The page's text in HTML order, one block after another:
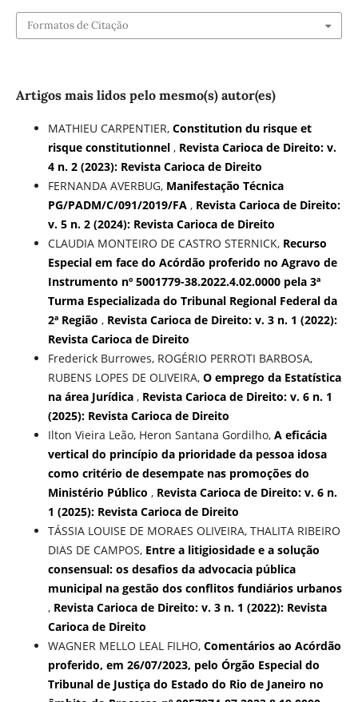
Formatos de Citação
Artigos mais lidos pelo mesmo(s) autor(es)
MATHIEU CARPENTIER, Constitution du risque et
risque constitutionnel , Revista Carioca de Direito: v.
4 n. 2 (2023): Revista Carioca de Direito
FERNANDA AVERBUG, Manifestação Técnica
PG/PADM/C/091/2019/FA , Revista Carioca de Direito:
v. 5 n. 2 (2024): Revista Carioca de Direito
CLAUDIA MONTEIRO DE CASTRO STERNICK, Recurso
Especial em face do Acórdão proferido no Agravo de
Instrumento nº 5001779-38.2022.4.02.0000 pela 3ª
Turma Especializada do Tribunal Regional Federal da
2ª Região , Revista Carioca de Direito: v. 3 n. 1 (2022):
Revista Carioca de Direito
Frederick Burrowes, ROGÉRIO PERROTI BARBOSA,
RUBENS LOPES DE OLIVEIRA, O emprego da Estatística
na área Jurídica , Revista Carioca de Direito: v. 6 n. 1
(2025): Revista Carioca de Direito
Ilton Vieira Leão, Heron Santana Gordilho, A eficácia
vertical do princípio da prioridade da pessoa idosa
como critério de desempate nas promoções do
Ministério Público , Revista Carioca de Direito: v. 6 n.
1 (2025): Revista Carioca de Direito
TÁSSIA LOUISE DE MORAES OLIVEIRA, THALITA RIBEIRO
DIAS DE CAMPOS, Entre a litigiosidade e a solução
consensual: os desafios da advocacia pública
municipal na gestão dos conflitos fundiários urbanos
, Revista Carioca de Direito: v. 3 n. 1 (2022): Revista
Carioca de Direito
WAGNER MELLO LEAL FILHO, Comentários ao Acórdão
proferido, em 26/07/2023, pelo Órgão Especial do
Tribunal de Justiça do Estado do Rio de Janeiro no